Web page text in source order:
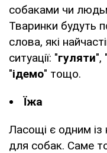
собаками чи
Тваринки будуть
слова, які
ситуації: "гуляти", "
"ідемо" тощо.
Їжа
Ласощі є одним із
для собак. Саме